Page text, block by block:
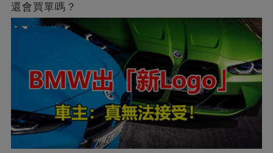
還會買單嗎？